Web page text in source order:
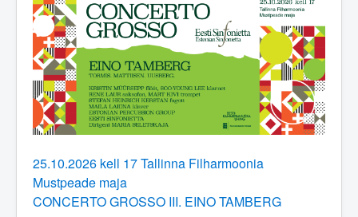
25.10.2026 kell 17 Tallinna Filharmoonia
Mustpeade maja
CONCERTO GROSSO III. EINO TAMBERG